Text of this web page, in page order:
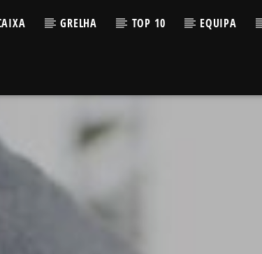
GRELHA TOP 10 EQUIPA